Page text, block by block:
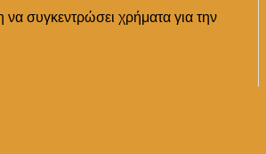
συγκεντρώσει χρήματα για την